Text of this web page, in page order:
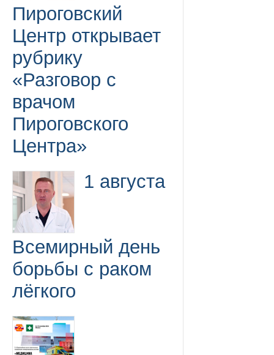
Пироговский
Центр открывает
рубрику
«Разговор с
врачом
Пироговского
Центра»
1 августа
Всемирный день
борьбы с раком
лёгкого